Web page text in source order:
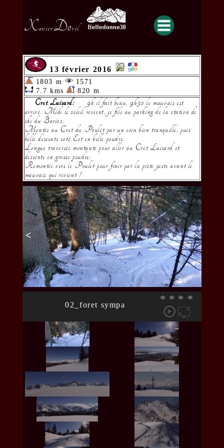
XavierDorel
13 février 2016
1803 m
1571
7.7 kms
820 m
Cret Luisard:
9h il fait beau, 9h30 le mauvais est
arrivé. Midi le soleil revient, je file au parking de la station de
ski du Barioz.
Montée au Cret du Poulet par un coin bien tranquille, puis
belle descente coté Est en belle poudre.
Longue traversée montante pour aller au Cret Luisard et
descente en grosse poudre.
Remontée vers le Poulet pour finir par la piste juste avant le
mauvais qui revient !
< >
* * * *
02_foret sympa